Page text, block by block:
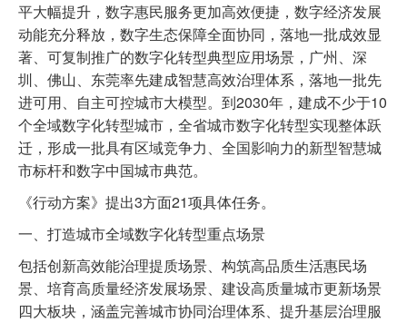
平大幅提升，数字惠民服务更加高效便捷，数字经济发展
动能充分释放，数字生态保障全面协同，落地一批成效显
著、可复制推广的数字化转型典型应用场景，广州、深
圳、佛山、东莞率先建成智慧高效治理体系，落地一批先
进可用、自主可控城市大模型。到2030年，建成不少于10
个全域数字化转型城市，全省城市数字化转型实现整体跃
迁，形成一批具有区域竞争力、全国影响力的新型智慧城
市标杆和数字中国城市典范。
《行动方案》提出3方面21项具体任务。
一、打造城市全域数字化转型重点场景
包括创新高效能治理提质场景、构筑高品质生活惠民场
景、培育高质量经济发展场景、建设高质量城市更新场景
四大板块，涵盖完善城市协同治理体系、提升基层治理服